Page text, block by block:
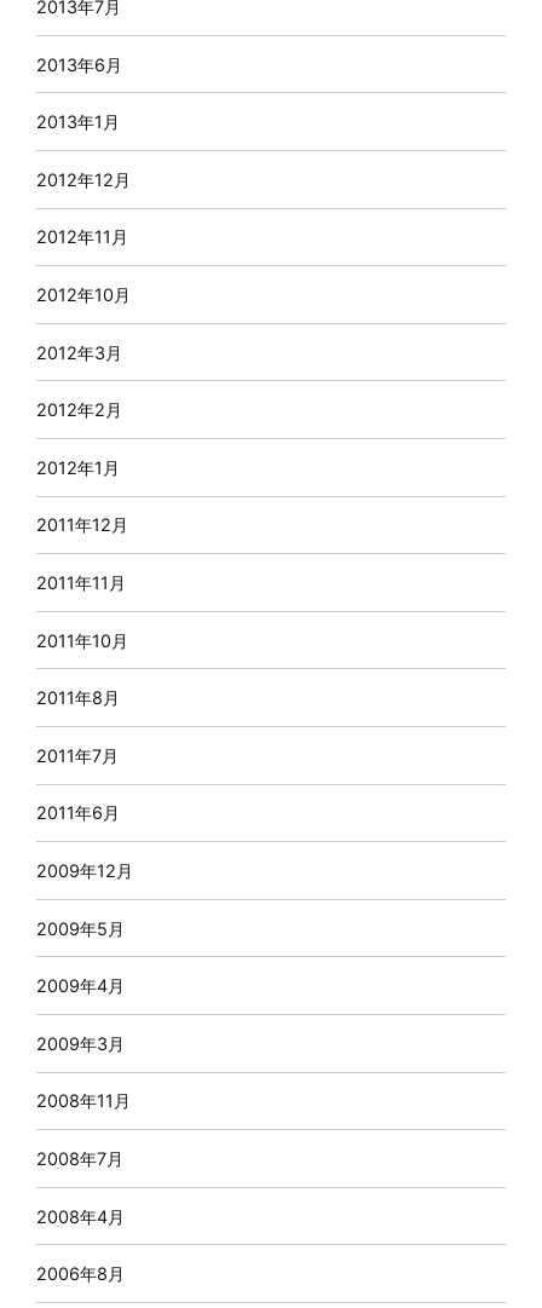
2013年7月
2013年6月
2013年1月
2012年12月
2012年11月
2012年10月
2012年3月
2012年2月
2012年1月
2011年12月
2011年11月
2011年10月
2011年8月
2011年7月
2011年6月
2009年12月
2009年5月
2009年4月
2009年3月
2008年11月
2008年7月
2008年4月
2006年8月